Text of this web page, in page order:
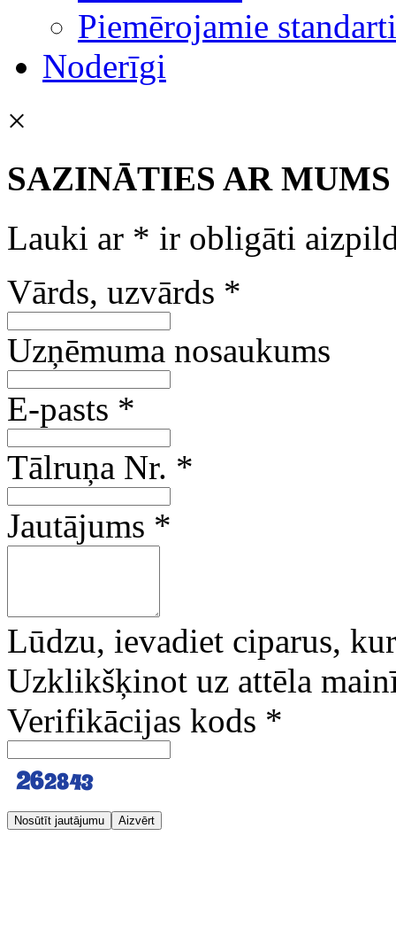
Piemērojamie standarti
Noderīgi
×
SAZINĀTIES AR MUMS
Lauki ar * ir obligāti
Vārds, uzvārds *
Uzņēmuma nosaukums
E-pasts *
Tālruņa Nr. *
Jautājums *
Lūdzu, ievadiet ciparus,
Uzklikšķinot uz attēla
Verifikācijas kods *
Nosūtīt jautājumu Aizvērt